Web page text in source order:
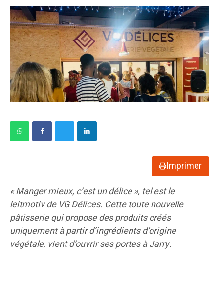
Imprimer
« Manger mieux, c’est un délice », tel est le
leitmotiv de VG Délices. Cette toute nouvelle
pâtisserie qui propose des produits créés
uniquement à partir d’ingrédients d’origine
végétale, vient d’ouvrir ses portes à Jarry.